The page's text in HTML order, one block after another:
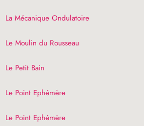
La Mécanique Ondulatoire
Le Moulin du Rousseau
Le Petit Bain
Le Point Ephémère
Le Point Ephémère